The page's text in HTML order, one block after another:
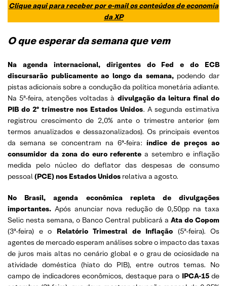
Clique aqui para receber por e-mail os conteúdos de economia
da XP
O que esperar da semana que vem
Na agenda internacional,
dirigentes do Fed e do ECB
discursarão publicamente ao longo da semana,podendo dar
pistas adicionais sobre a condução da política monetária adiante.
Na 5ª-feira, atenções voltadas à divulgação da leitura final do
PIB do 2º trimestre nos Estados Unidos. A segunda estimativa
registrou crescimento de 2,0% ante o trimestre anterior (em
termos anualizados e dessazonalizados). Os principais eventos
da semana se concentram na 6ª-feira: índice de preços ao
consumidor da zona do euro referentea setembro e inflação
medida pelo núcleo do deflator das despesas de consumo
pessoal(PCE) nos Estados Unidos relativa a agosto.
No Brasil, agenda econômica repleta de divulgações
importantes. Após anunciar nova redução de 0,50pp na taxa
Selic nesta semana, o Banco Central publicará a Ata do Copom
(3ª-feira) e o Relatório Trimestral de Inflação (5ª-feira). Os
agentes de mercado esperam análises sobre o impacto das taxas
de juros mais altas no cenário global e o grau de ociosidade na
atividade doméstica (hiato do PIB), entre outros temas. No
campo de indicadores econômicos, destaque para o IPCA-15de